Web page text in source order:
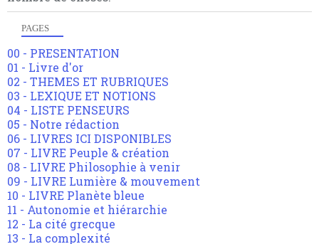
PAGES
00 - PRESENTATION
01 - Livre d'or
02 - THEMES ET RUBRIQUES
03 - LEXIQUE ET NOTIONS
04 - LISTE PENSEURS
05 - Notre rédaction
06 - LIVRES ICI DISPONIBLES
07 - LIVRE Peuple & création
08 - LIVRE Philosophie à venir
09 - LIVRE Lumière & mouvement
10 - LIVRE Planète bleue
11 - Autonomie et hiérarchie
12 - La cité grecque
13 - La complexité